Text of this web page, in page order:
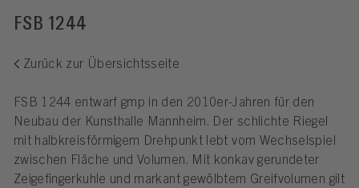
FSB 1244
Zurück zur Übersichtsseite
FSB 1244 entwarf gmp in den 2010er-Jahren für den
Neubau der Kunsthalle Mannheim. Der schlichte Riegel
mit halbkreisförmigem Drehpunkt lebt vom Wechselspiel
zwischen Fläche und Volumen. Mit konkav gerundeter
Zeigefingerkuhle und markant gewölbtem Greifvolumen gilt